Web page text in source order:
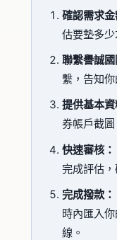
確認需求金
估要墊多少
聯繫譽誠國
繫，告知
提供基本資
券帳戶截
快速審核：
完成評估，
完成撥款：
時內匯入
線。